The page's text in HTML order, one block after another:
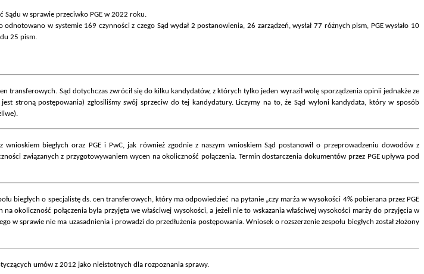
Sądu w sprawie przeciwko PGE w 2022 roku.
w systemie 169 czynności z czego Sąd wydał 2 postanowienia, 26 zarządzeń, wysłał 77 różnych pism, PGE wysłało 10
25 pism.
transferowych. Sąd dotychczas zwrócił się do kilku kandydatów, z których tylko jeden wyraził wolę sporządzenia opinii jednakże ze
stroną postępowania) zgłosiliśmy swój sprzeciw do tej kandydatury. Liczymy na to, że Sąd wyłoni kandydata, który w sposób
biegłych oraz PGE i PwC, jak również zgodnie z naszym wnioskiem Sąd postanowił o przeprowadzeniu dowodów z
związanych z przygotowywaniem wycen na okoliczność połączenia. Termin dostarczenia dokumentów przez PGE upływa pod
biegłych o specjalistę ds. cen transferowych, który ma odpowiedzieć na pytanie „czy marża w wysokości 4% pobierana przez PGE
okoliczność połączenia była przyjęta we właściwej wysokości, a jeżeli nie to wskazania właściwej wysokości marży do przyjęcia w
sprawie nie ma uzasadnienia i prowadzi do przedłużenia postępowania. Wniosek o rozszerzenie zespołu biegłych został złożony
umów z 2012 jako nieistotnych dla rozpoznania sprawy.